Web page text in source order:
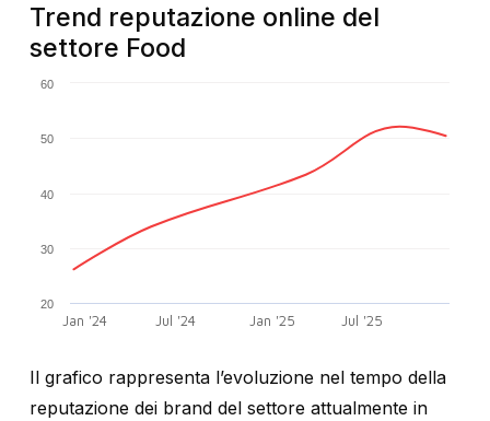
Trend reputazione online del
settore Food
Jan '24 Jul '24 Jan '25 Jul '25
20
30
40
50
60
Il grafico rappresenta l’evoluzione nel tempo della
reputazione dei brand del settore attualmente in